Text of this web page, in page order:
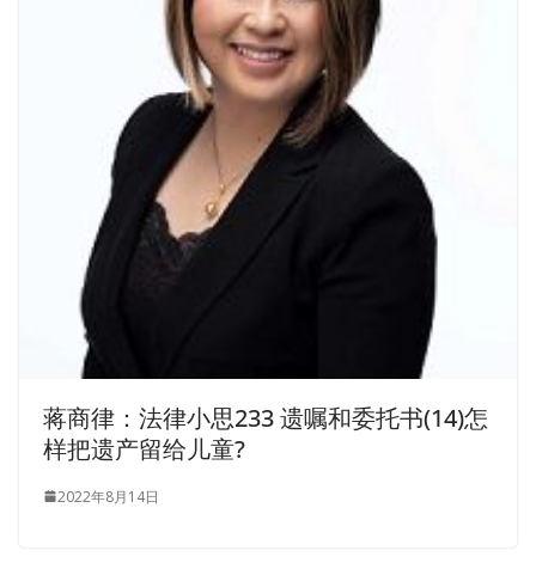
蒋商律：法律小思233 遗嘱和委托书(14)怎
样把遗产留给儿童?
2022年8月14日